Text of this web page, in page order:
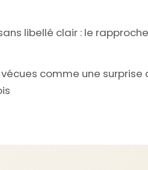
libellé clair : le
comme une surprise